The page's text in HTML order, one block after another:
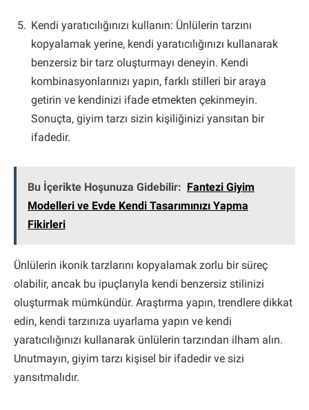
Kendi yaratıcılığınızı kullanın: Ünlülerin tarzını
kopyalamak yerine, kendi yaratıcılığınızı kullanarak
benzersiz bir tarz oluşturmayı deneyin. Kendi
kombinasyonlarınızı yapın, farklı stilleri bir araya
getirin ve kendinizi ifade etmekten çekinmeyin.
Sonuçta, giyim tarzı sizin kişiliğinizi yansıtan bir
ifadedir.
Bu İçerikte Hoşunuza Gidebilir: Fantezi Giyim
Modelleri ve Evde Kendi Tasarımınızı Yapma
Fikirleri
Ünlülerin ikonik tarzlarını kopyalamak zorlu bir süreç
olabilir, ancak bu ipuçlarıyla kendi benzersiz stilinizi
oluşturmak mümkündür. Araştırma yapın, trendlere dikkat
edin, kendi tarzınıza uyarlama yapın ve kendi
yaratıcılığınızı kullanarak ünlülerin tarzından ilham alın.
Unutmayın, giyim tarzı kişisel bir ifadedir ve sizi
yansıtmalıdır.